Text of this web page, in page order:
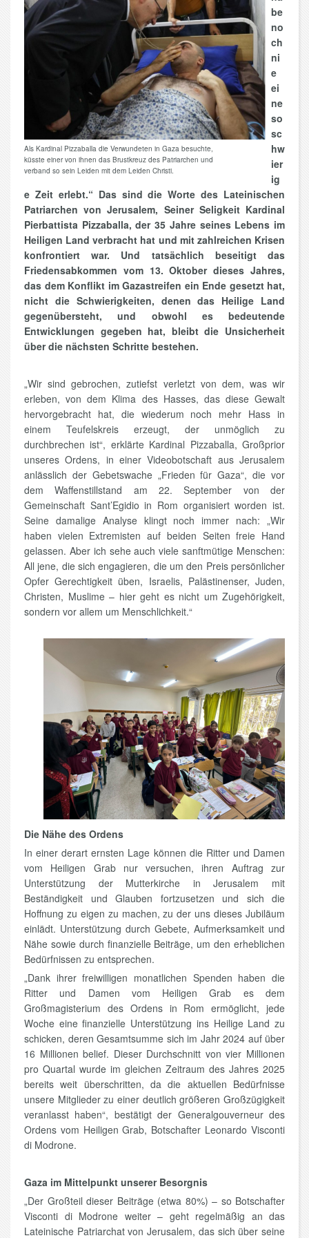
Als Kardinal Pizzaballa die Verwundeten in Gaza besuchte,
küsste einer von ihnen das Brustkreuz des Patriarchen und
verband so sein Leiden mit dem Leiden Christi.
be
no
ch
ni
e
ei
ne
so
sc
hw
ier
ig
e Zeit erlebt.“ Das sind die Worte des Lateinischen
Patriarchen von Jerusalem, Seiner Seligkeit Kardinal
Pierbattista Pizzaballa, der 35 Jahre seines Lebens im
Heiligen Land verbracht hat und mit zahlreichen Krisen
konfrontiert war. Und tatsächlich beseitigt das
Friedensabkommen vom 13. Oktober dieses Jahres,
das dem Konflikt im Gazastreifen ein Ende gesetzt hat,
nicht die Schwierigkeiten, denen das Heilige Land
gegenübersteht, und obwohl es bedeutende
Entwicklungen gegeben hat, bleibt die Unsicherheit
über die nächsten Schritte bestehen.
„Wir sind gebrochen, zutiefst verletzt von dem, was wir
erleben, von dem Klima des Hasses, das diese Gewalt
hervorgebracht hat, die wiederum noch mehr Hass in
einem Teufelskreis erzeugt, der unmöglich zu
durchbrechen ist“, erklärte Kardinal Pizzaballa, Großprior
unseres Ordens, in einer Videobotschaft aus Jerusalem
anlässlich der Gebetswache „Frieden für Gaza“, die vor
dem Waffenstillstand am 22. September von der
Gemeinschaft Sant’Egidio in Rom organisiert worden ist.
Seine damalige Analyse klingt noch immer nach: „Wir
haben vielen Extremisten auf beiden Seiten freie Hand
gelassen. Aber ich sehe auch viele sanftmütige Menschen:
All jene, die sich engagieren, die um den Preis persönlicher
Opfer Gerechtigkeit üben, Israelis, Palästinenser, Juden,
Christen, Muslime – hier geht es nicht um Zugehörigkeit,
sondern vor allem um Menschlichkeit.“
Die Nähe des Ordens
In einer derart ernsten Lage können die Ritter und Damen
vom Heiligen Grab nur versuchen, ihren Auftrag zur
Unterstützung der Mutterkirche in Jerusalem mit
Beständigkeit und Glauben fortzusetzen und sich die
Hoffnung zu eigen zu machen, zu der uns dieses Jubiläum
einlädt. Unterstützung durch Gebete, Aufmerksamkeit und
Nähe sowie durch finanzielle Beiträge, um den erheblichen
Bedürfnissen zu entsprechen.
„Dank ihrer freiwilligen monatlichen Spenden haben die
Ritter und Damen vom Heiligen Grab es dem
Großmagisterium des Ordens in Rom ermöglicht, jede
Woche eine finanzielle Unterstützung ins Heilige Land zu
schicken, deren Gesamtsumme sich im Jahr 2024 auf über
16 Millionen belief. Dieser Durchschnitt von vier Millionen
pro Quartal wurde im gleichen Zeitraum des Jahres 2025
bereits weit überschritten, da die aktuellen Bedürfnisse
unsere Mitglieder zu einer deutlich größeren Großzügigkeit
veranlasst haben“, bestätigt der Generalgouverneur des
Ordens vom Heiligen Grab, Botschafter Leonardo Visconti
di Modrone.
Gaza im Mittelpunkt unserer Besorgnis
„Der Großteil dieser Beiträge (etwa 80%) – so Botschafter
Visconti di Modrone weiter – geht regelmäßig an das
Lateinische Patriarchat von Jerusalem, das sich über seine